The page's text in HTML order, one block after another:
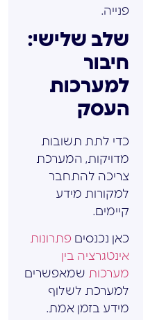
פנייה.
שלב שלישי:
חיבור
למערכות
העסק
כדי לתת תשובות
מדויקות, המערכת
צריכה להתחבר
למקורות מידע
קיימים.
כאן נכנסים פתרונות
אינטגרציה בין
מערכות שמאפשרים
למערכת לשלוף
מידע בזמן אמת.